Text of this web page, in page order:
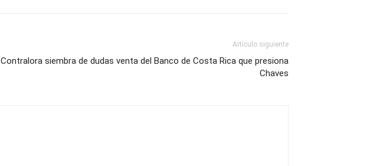
Artículo siguiente
Contralora siembra de dudas venta del Banco de Costa Rica que presiona
Chaves